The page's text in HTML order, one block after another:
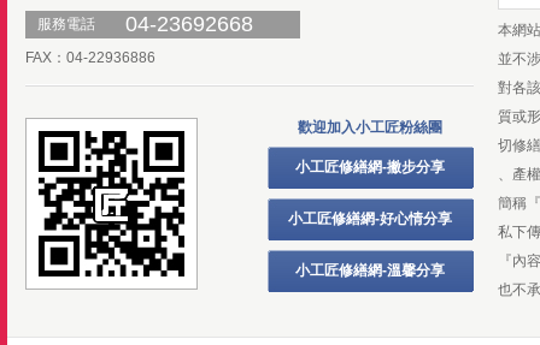
服務電話
04-23692668
FAX：04-22936886
歡迎加入小工匠粉絲團
小工匠修繕網-撇步分享
小工匠修繕網-好心情分享
小工匠修繕網-溫馨分享
本網
並不
對各
質或
切修
、產
簡稱
私下
『內
也不